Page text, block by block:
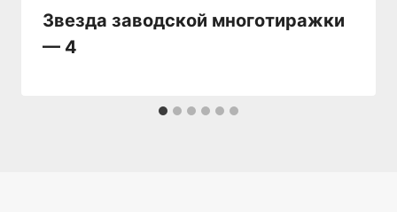
Звезда заводской многотиражки
— 4